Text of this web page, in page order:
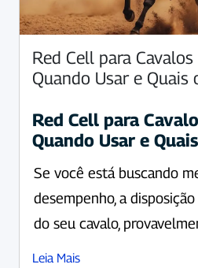
Red Cell para Cavalos
Quando Usar e Quais
Red Cell para
Quando Usar e
Se você está buscando
desempenho, a
do seu cavalo,
Leia Mais